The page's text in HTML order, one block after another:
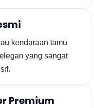
kendaraan tamu
yang sangat
Premium